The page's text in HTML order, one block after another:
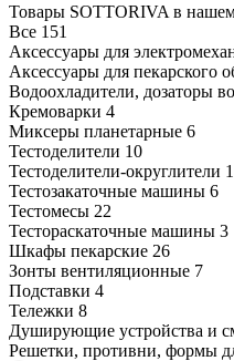
Товары SOTTORIVA в
Все 151
Аксессуары для
Аксессуары для пекарского
Водоохладители, дозаторы
Кремоварки 4
Миксеры планетарные 6
Тестоделители 10
Тестоделители-округлители
Тестозакаточные машины 6
Тестомесы 22
Тестораскаточные машины 3
Шкафы пекарские 26
Зонты вентиляционные 7
Подставки 4
Тележки 8
Душирующие устройства и
Решетки, противни, формы